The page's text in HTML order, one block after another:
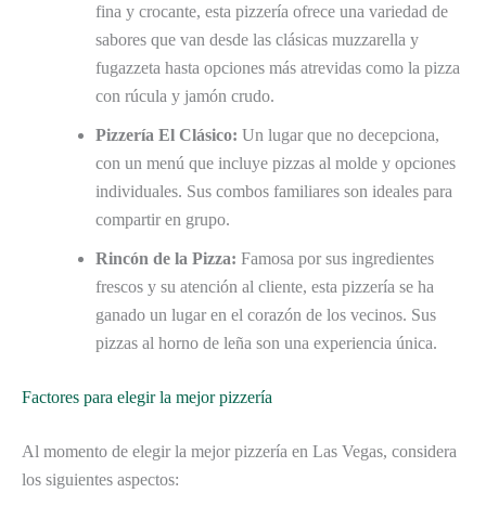
fina y crocante, esta pizzería ofrece una variedad de
sabores que van desde las clásicas muzzarella y
fugazzeta hasta opciones más atrevidas como la pizza
con rúcula y jamón crudo.
Pizzería El Clásico: Un lugar que no decepciona,
con un menú que incluye pizzas al molde y opciones
individuales. Sus combos familiares son ideales para
compartir en grupo.
Rincón de la Pizza: Famosa por sus ingredientes
frescos y su atención al cliente, esta pizzería se ha
ganado un lugar en el corazón de los vecinos. Sus
pizzas al horno de leña son una experiencia única.
Factores para elegir la mejor pizzería
Al momento de elegir la mejor pizzería en Las Vegas, considera
los siguientes aspectos: